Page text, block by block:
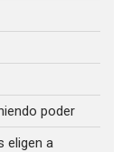
poder
eligen a